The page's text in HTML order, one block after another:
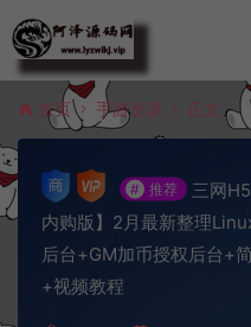
首页 手游资源 正文
# 推荐
三网
内购版】2月最新整理
后台+GM加币授权后台+
+视频教程